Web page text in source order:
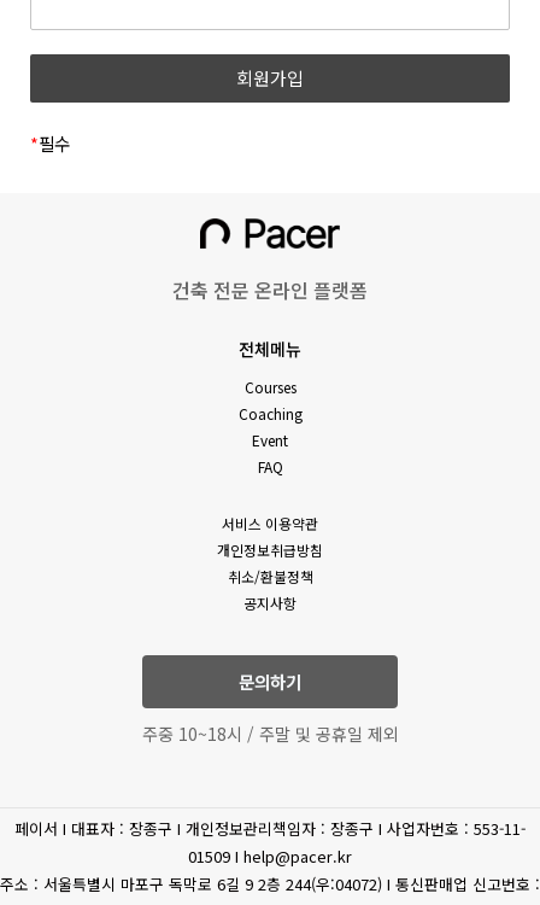
1. 회사는 본 약관의 내용과 상호, 영업소 소재지 주소, 대표자의
성명, 사업자등록번호, 통신판매업신고번호, 개인정보관리책임자
등을 회원이 쉽게 확인할 수 있도록 사이트의 초기 화면에
통하여 볼 수 있도록 합니다.
『전자금융거래법』, 『전자서명법』, 『정보통신망 이용촉진
및 정보보호 등에 관한 법률』, 『소비자기본법』 등 관련 법령을
3. 회사가 약관을 개정할 경우에는 적용일자 및 개정 사유를
전일까지 사이트의 초기 화면 등에 고지하거나 전자우편 또는 그
밖의 방법으로 통지합니다. 다만, 회원에게 불리하게 약관 내용을
변경하는 경우에는 최소한 30일 이상의 사전 유예기간을 두고
공지 및 통지합니다. 회사가 개정약관을 공지 또는 통지하면서
회원에게 30일 기간 내에 의사표시를 하지 않으면 의사표시가
회원이 명시적으로 거부의 의사표시를 하지 아니한 경우 회원이
개정약관에 동의한 것으로 봅니다.
4. 제3항에 의해 변경된 약관은 법령에 특별한 규정이나 기타
부득이한 사유가 없는 한 그 적용일자 이전으로 소급하여
약관에 동의하지 않을 경우 언제든지 자유롭게 서비스 이용을
중단하고 탈퇴할 수 있습니다.
6. 회사는 제공하는 서비스 내의 개별 서비스에 대한 별도의 약관
절차를 거치게 됩니다. 이 경우 개별 서비스에 대한 이용약관 등이
이 약관에 우선합니다.
제 4 조 (약관 외 준칙)
이메일
(필수) 성명, 이메일, 휴대폰
번호, 비밀번호, 직무선택
(학생, 근로자)
불량 이용 기록 등),
기기정보(고유기기 식별값,
OS버전 등)
(선택) 프로필 사진
(필수)성명, 휴대폰 번호,
이메일, 상담내역
있을수 있습니다.)
(필수) 결제기록(상품,
금액) 신용카트, 카드사명,
휴대전화
인증
(선택) 휴대폰 번호
(필수) 주민등록번호, 주소,
이름
*필수
건축 전문 온라인 플랫폼
전체메뉴
Courses
Coaching
Event
FAQ
서비스 이용약관
개인정보취급방침
취소/환불정책
공지사항
문의하기
주중 10~18시 / 주말 및 공휴일 제외
페이서 I 대표자 : 장종구 I 개인정보관리책임자 : 장종구 I 사업자번호 : 553-11-
01509 I help@pacer.kr
주소 : 서울특별시 마포구 독막로 6길 9 2층 244(우:04072) I 통신판매업 신고번호 :